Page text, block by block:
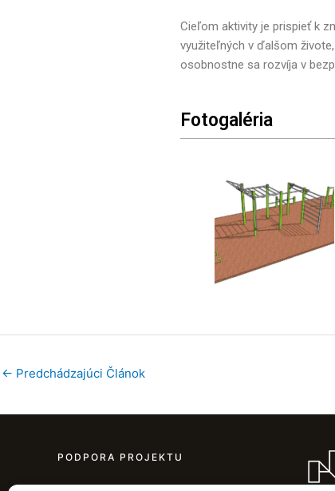
Cieľom aktivity je prispieť k
využiteľných v ďalšom
osobnostne sa rozvíja v
Fotogaléria
← Predchádzajúci Článok
PODPORA PROJEKTU